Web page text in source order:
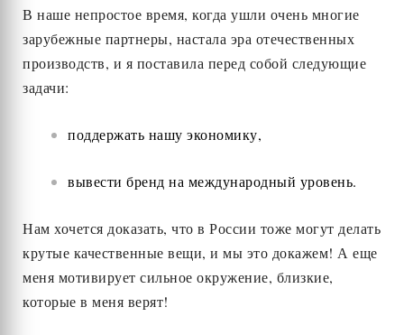
В наше непростое время, когда ушли очень многие
зарубежные партнеры, настала эра отечественных
производств, и я поставила перед собой следующие
задачи:
поддержать нашу экономику,
вывести бренд на международный уровень.
Нам хочется доказать, что в России тоже могут делать
крутые качественные вещи, и мы это докажем! А еще
меня мотивирует сильное окружение, близкие,
которые в меня верят!